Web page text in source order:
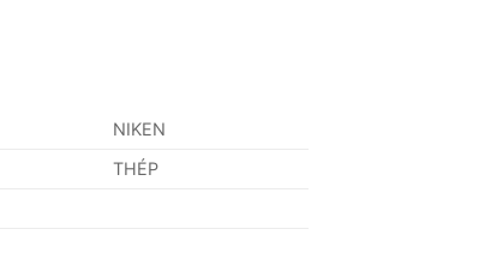
NIKEN
THÉP